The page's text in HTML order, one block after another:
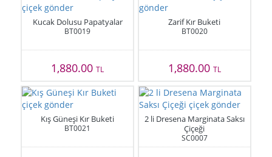
Kucak Dolusu Papatyalar
BT0019
1,880.00TL
Zarif Kır Buketi
BT0020
1,880.00 TL
Kış Güneşi Kır Buketi
BT0021
2 li Dresena Marginata Saksı
Çiçeği
SC0007